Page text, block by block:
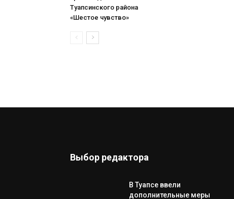
Туапсинского района
«Шестое чувство»
Выбор редактора
В Туапсе ввели
дополнительные меры